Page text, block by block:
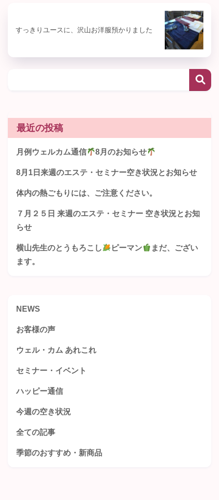
すっきりユースに、沢山お洋服預かりました
最近の投稿
月例ウェルカム通信 8月のお知らせ
8月1日来週のエステ・セミナー空き状況とお知らせ
体内の熱ごもりには、ご注意ください。
７月２５日 来週のエステ・セミナー 空き状況とお知
らせ
横山先生のとうもろこし ピーマン
まだ、ござい
ます。
NEWS
お客様の声
ウェル・カム あれこれ
セミナー・イベント
ハッピー通信
今週の空き状況
全ての記事
季節のおすすめ・新商品